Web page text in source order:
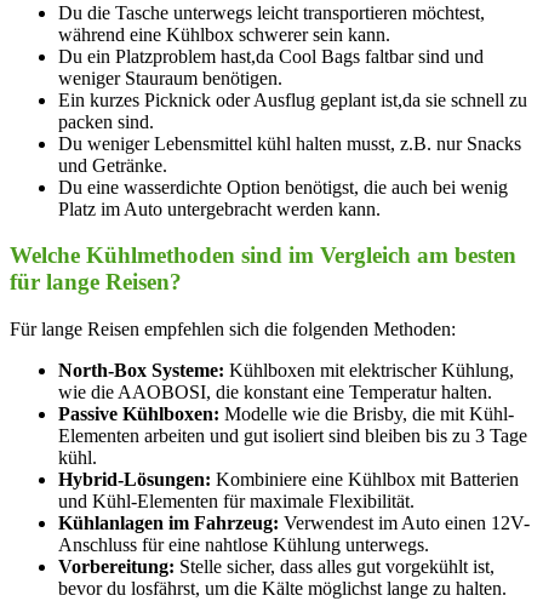
Du die Tasche unterwegs leicht⁤ transportieren‍ möchtest,
während eine ‍Kühlbox ⁤schwerer sein kann.
Du ‌ein ‍Platzproblem ‌hast,da Cool Bags faltbar sind und
weniger​ Stauraum benötigen.
Ein kurzes Picknick oder Ausflug ⁢geplant ist,da ​sie⁤ schnell zu
packen sind.
Du⁢ weniger Lebensmittel kühl halten musst, z.B. nur Snacks
und Getränke.
Du eine wasserdichte Option benötigst, die‍ auch bei wenig
Platz im‌ Auto untergebracht werden kann.
Welche Kühlmethoden sind im Vergleich⁤ am ⁢besten
für lange Reisen?
Für lange ⁤Reisen empfehlen sich ‌die folgenden Methoden:
North-Box Systeme: Kühlboxen mit elektrischer Kühlung,
wie die AAOBOSI,​ die konstant eine Temperatur halten.
Passive Kühlboxen: Modelle wie die ⁢Brisby, ⁢die mit Kühl-
Elementen arbeiten und gut isoliert sind ⁣bleiben bis zu⁣ 3 Tage
kühl.
Hybrid-Lösungen: ‌Kombiniere eine Kühlbox mit Batterien
und Kühl-Elementen für‍ maximale Flexibilität.
Kühlanlagen im Fahrzeug: Verwendest im Auto ‌einen 12V-
Anschluss für eine nahtlose Kühlung unterwegs.
Vorbereitung: Stelle sicher, dass alles‌ gut⁤ vorgekühlt ⁤ist,
bevor​ du⁤ losfährst, um die Kälte möglichst lange zu halten.